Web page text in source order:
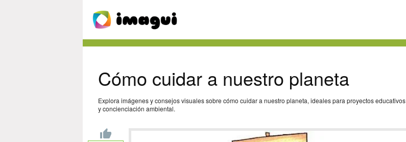
Cómo cuidar a nuestro planeta
Explora imágenes y consejos visuales sobre cómo cuidar a nuestro planeta, ideales para proyectos educativos
y concienciación ambiental.